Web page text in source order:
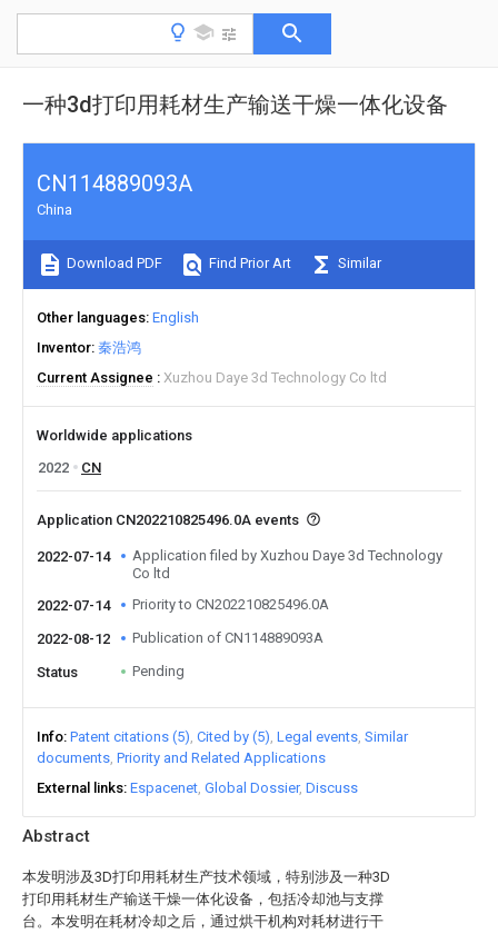
一种3d打印用耗材生产输送干燥一体化设备
Abstract
本发明涉及3D打印用耗材生产技术领域，特别涉及一种3D
打印用耗材生产输送干燥一体化设备，包括冷却池与支撑
台。本发明在耗材冷却之后，通过烘干机构对耗材进行干
CN114889093A
China
Download PDF Find Prior Art Similar
Other languages English
Inventor 秦浩鸿
Current Assignee
Xuzhou Daye 3d Technology Co ltd
Worldwide applications
2022
CN
Application CN202210825496.0A events
2022-07-14
Application filed by Xuzhou Daye 3d Technology
Co ltd
2022-07-14
Priority to CN202210825496.0A
2022-08-12 Publication of CN114889093A
Status Pending
Info Patent citations (5) Cited by (5) Legal events Similar
documents Priority and Related Applications
External links Espacenet Global Dossier Discuss